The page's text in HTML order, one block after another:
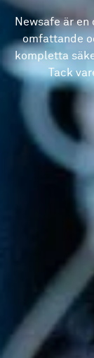
Newsafe är
omfattande
kompletta
Tack